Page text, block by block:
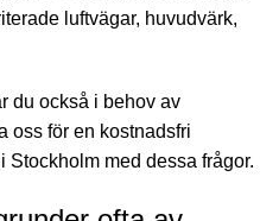
luftvägar, huvudvärk,
du också i behov av
oss för en kostnadsfri
Stockholm med dessa frågor.